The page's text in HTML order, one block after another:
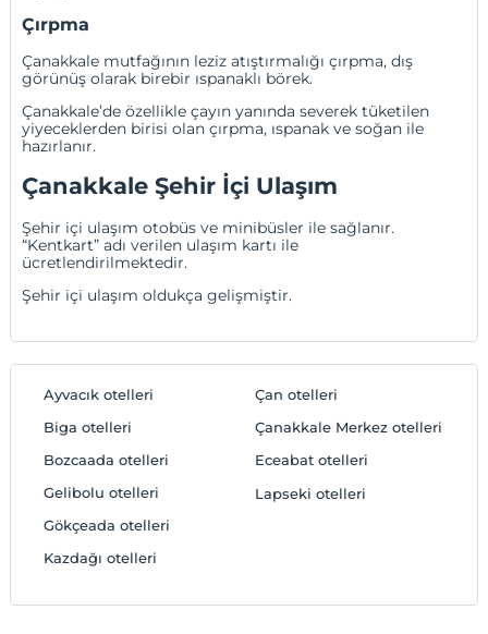
Çırpma
Çanakkale mutfağının leziz atıştırmalığı çırpma, dış
görünüş olarak birebir ıspanaklı börek.
Çanakkale’de özellikle çayın yanında severek tüketilen
yiyeceklerden birisi olan çırpma, ıspanak ve soğan ile
hazırlanır.
Çanakkale Şehir İçi Ulaşım
Şehir içi ulaşım otobüs ve minibüsler ile sağlanır.
“Kentkart” adı verilen ulaşım kartı ile
ücretlendirilmektedir.
Şehir içi ulaşım oldukça gelişmiştir.
Ayvacık otelleri
Biga otelleri
Bozcaada otelleri
Çan otelleri
Çanakkale Merkez otelleri
Eceabat otelleri
Gelibolu otelleri
Gökçeada‎ otelleri
Kazdağı otelleri
Lapseki‎ otelleri